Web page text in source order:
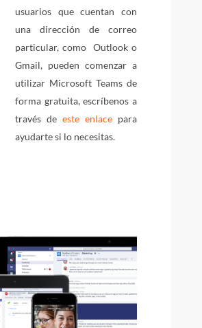
usuarios que cuentan con
una dirección de correo
particular, como Outlook o
Gmail, pueden comenzar a
utilizar Microsoft Teams de
forma gratuita, escríbenos a
través de este enlace para
ayudarte si lo necesitas.